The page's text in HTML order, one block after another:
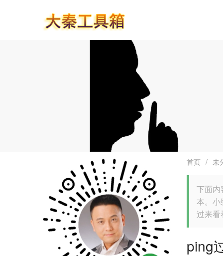
首页 / 未
下面内
本。小
过来看
ping